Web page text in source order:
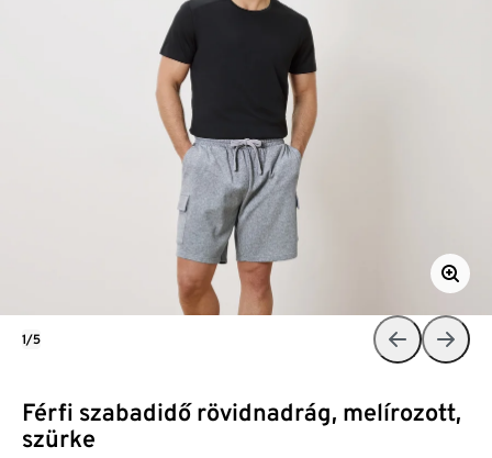
Férfi szabadidő rövidnadrág, melírozott,
szürke
1/5